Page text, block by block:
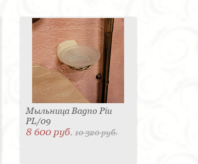
Мыльница Bagno Piu
PL/09
8 600 руб.10 320 руб.